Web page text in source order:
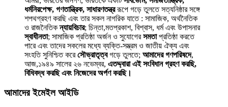
ধর্মনিরপেক্ষ, গণতান্ত্রিক, সাধারণতন্ত্ররূপে গড়ে তুলতে সত্যনিষ্ঠার সঙ্গে
শপথগ্রহণ করছি এবং তার সকল নাগরিক যাতে : সামাজিক, অর্থনৈতিক
ও রাজনৈতিকন্যায়বিচার; চিন্তা,মতপ্রকাশ, বিশ্বাস, ধর্ম এবং উপাসনার
স্বাধীনতা; সামাজিক প্রতিষ্ঠা অর্জন ও সুযোগেরসমতাপ্রতিষ্ঠা করতে
পারে এবং তাদের সকলের মধ্যে ব্যক্তি-সম্ভ্রম ও জাতীয় ঐক্য এবং
সংহতি সুনিশ্চিত করেসৌভ্রাতৃত্বগড়ে তুলতে; আমাদের গণপরিষদে,
আজ,১৯৪৯ সালের ২৬ নভেম্বর, এতদ্দ্বারা এই সংবিধান গ্রহণ করছি,
বিধিবদ্ধ করছি এবং নিজেদের অর্পণ করছি।
আমাদের ইমেইল আইডি